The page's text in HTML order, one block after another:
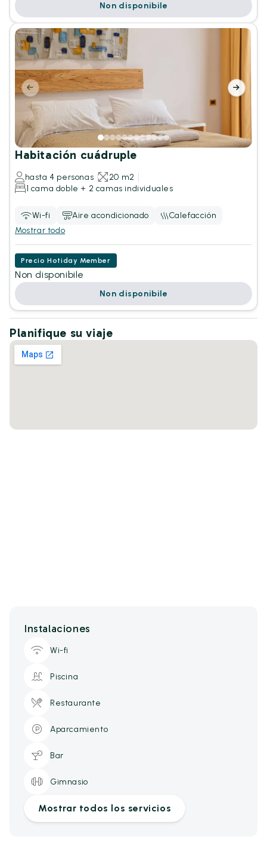
Non disponibile
Habitación cuádruple
hasta 4 personas
20 m2
1 cama doble + 2 camas individuales
Wi-fi Aire acondicionado
Calefacción
Mostrar todo
Precio Hotiday Member
Non disponibile
Non disponibile
Planifique su viaje
Instalaciones
Wi-fi
Piscina
Restaurante
Aparcamiento
Bar
Gimnasio
Mostrar todos los servicios